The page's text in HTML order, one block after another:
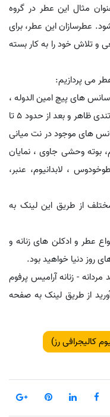
مثال این عطر در گروه
عطرسازان این عطر، برای
و تلاش خود را به کار بسته
می پردازیم:
های پیچ امین الدوله ،
زعفران ، پونه کوهی ، هستیم. ابتدا با بوی تندی ظاهر و بعد از حدود 5 تا
های موجود در نت میانی
بوته وحشی جاوی ، نمایان
، لابدانیوم، عنبر،
از طریق این لینک به
عطر و ادکلن های زنانه و
روز دنیا خواهید بود.
- زنانه آرامیس پرفوم
از طریق لینک به صفحه
کالیجرافی رز)